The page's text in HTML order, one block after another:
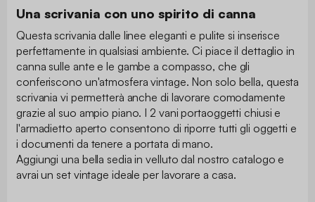
Una scrivania con uno spirito di canna
Questa scrivania dalle linee eleganti e pulite si inserisce
perfettamente in qualsiasi ambiente. Ci piace il dettaglio in
canna sulle ante e le gambe a compasso, che gli
conferiscono un'atmosfera vintage. Non solo bella, questa
scrivania vi permetterà anche di lavorare comodamente
grazie al suo ampio piano. I 2 vani portaoggetti chiusi e
l'armadietto aperto consentono di riporre tutti gli oggetti e
i documenti da tenere a portata di mano.
Aggiungi una bella sedia in velluto dal nostro catalogo e
avrai un set vintage ideale per lavorare a casa.